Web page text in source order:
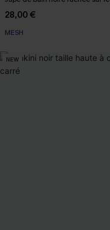
28,00 €
MESH
NEW